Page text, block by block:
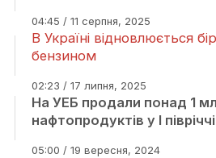
04:45 / 11 серпня, 2025
В Україні відновлюється
бензином
02:23 / 17 липня, 2025
На УЕБ продали понад 1
нафтопродуктів у І півріччі
05:00 / 19 вересня, 2024